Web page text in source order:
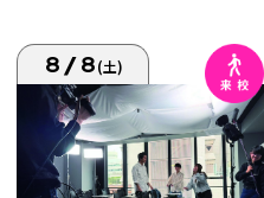
8/8(土)